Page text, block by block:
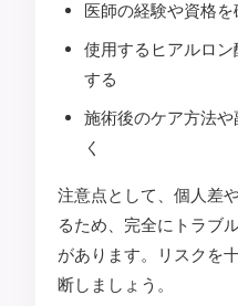
医師の経験や資格を
使用するヒアルロ
する
施術後のケア方法
く
注意点として、個人差
るため、完全にトラブ
があります。リスクを
断しましょう。